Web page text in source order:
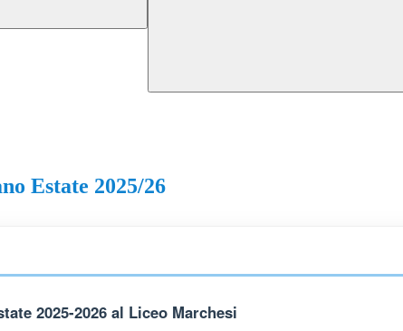
Estate 2025/26
2025-2026 al Liceo Marchesi